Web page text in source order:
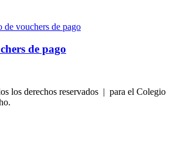
de pago
los derechos reservados | para el Colegio